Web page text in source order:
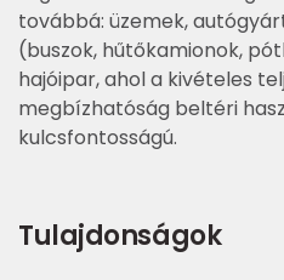
továbbá: üzemek,
(buszok, hűtőkamionok,
hajóipar, ahol a kivételes
megbízhatóság beltéri
kulcsfontosságú.
Tulajdonságok